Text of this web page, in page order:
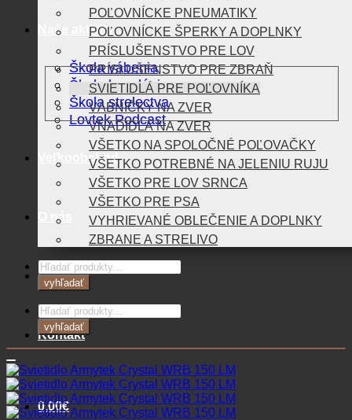
Naše aktivity
Škola vábenia
Škola kynológie
Škola strelectva
Lovtek Podcast
Veľkoobchod
O nás
Blog
Kontakt
0,00€
POĽOVNÍCKE PNEUMATIKY
POĽOVNÍCKE ŠPERKY A DOPLNKY
PRÍSLUŠENSTVO PRE LOV
PRÍSLUŠENSTVO PRE ZBRAŇ
SVIETIDLÁ PRE POĽOVNÍKA
VÁBNIČKY NA ZVER
VNADIDLÁ NA ZVER
VŠETKO NA SPOLOČNÉ POĽOVAČKY
VŠETKO POTREBNÉ NA JELENIU RUJU
VŠETKO PRE LOV SRNCA
VŠETKO PRE PSA
VYHRIEVANÉ OBLEČENIE A DOPLNKY
ZBRANE A STRELIVO
Products
search
vyhľadať
Products
search
vyhľadať